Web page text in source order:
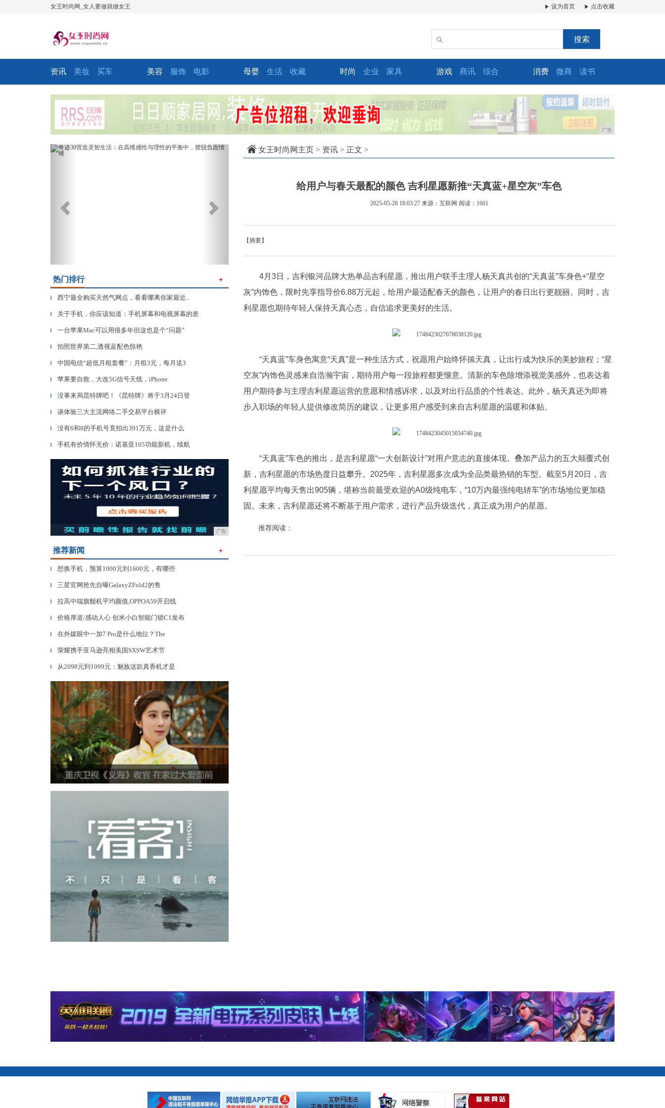
女王时尚网_女人要做就做女王 设为首页 点击收藏
搜索
资讯 美妆 买车 美容 服饰 电影 母婴 生活 收藏 时尚 企业 家具 游戏 商讯 综合 消费 微商 读书
广告
Previous Next
热门排行 ＋
▎ 西宁最全购买天然气网点，看看哪离你家最近..
▎ 关于手机，你应该知道：手机屏幕和电视屏幕的差
▎ 一台苹果Mac可以用很多年但这也是个“问题”
▎ 拍照世界第二,透视蓝配色惊艳
▎ 中国电信“超低月租套餐”：月租3元，每月送3
▎ 苹果要自救，大改5G信号天线，iPhone
▎ 没事来局昆特牌吧！《昆特牌》将于3月24日登
▎ 谈体验三大主流网络二手交易平台横评
▎ 没有6和8的手机号竟拍出391万元，这是什么
▎ 手机有价情怀无价：诺基亚105功能新机，续航
广告
推荐新闻 ＋
▎ 想换手机，预算1000元到1600元，有哪些
▎ 三星官网抢先自曝GalaxyZFold2的售
▎ 拉高中端旗舰机平均颜值,OPPOA59开启线
▎ 价格厚道/感动人心 创米小白智能门锁C1发布
▎ 在外媒眼中一加7 Pro是什么地位？The
▎ 荣耀携手亚马逊亮相美国SXSW艺术节
▎ 从2098元到1099元：魅族这款真香机才是
女王时尚网主页 > 资讯 > 正文 >
给用户与春天最配的颜色 吉利星愿新推“天真蓝+星空灰”车色
2025-05-28 18:03:27 来源：互联网 阅读：1601
【摘要】
4月3日，吉利银河品牌大热单品吉利星愿，推出用户联手主理人杨天真共创的“天真蓝”车身色+“星空
灰”内饰色，限时先享指导价6.88万元起，给用户最适配春天的颜色，让用户的春日出行更靓丽。同时，吉
利星愿也期待年轻人保持天真心态，自信追求更美好的生活。
“天真蓝”车身色寓意“天真”是一种生活方式，祝愿用户始终怀揣天真，让出行成为快乐的美妙旅程；“星
空灰”内饰色灵感来自浩瀚宇宙，期待用户每一段旅程都更惬意。清新的车色除增添视觉美感外，也表达着
用户期待参与主理吉利星愿运营的意愿和情感诉求，以及对出行品质的个性表达。此外，杨天真还为即将
步入职场的年轻人提供修改简历的建议，让更多用户感受到来自吉利星愿的温暖和体贴。
“天真蓝”车色的推出，是吉利星愿“一大创新设计”对用户意志的直接体现。叠加产品力的五大颠覆式创
新，吉利星愿的市场热度日益攀升。2025年，吉利星愿多次成为全品类最热销的车型。截至5月20日，吉
利星愿平均每天售出905辆，堪称当前最受欢迎的A0级纯电车，“10万内最强纯电轿车”的市场地位更加稳
固。未来，吉利星愿还将不断基于用户需求，进行产品升级迭代，真正成为用户的星愿。
推荐阅读：